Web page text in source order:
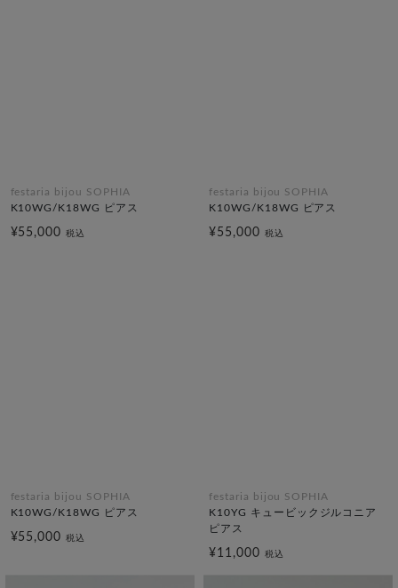
festaria bijou SOPHIA
K10WG/K18WG ピアス
¥55,000税込
festaria bijou SOPHIA
K10WG/K18WG ピアス
¥55,000 税込
festaria bijou SOPHIA
K10WG/K18WG ピアス
¥55,000税込
festaria bijou SOPHIA
K10YG キュービックジルコニア
ピアス
¥11,000 税込